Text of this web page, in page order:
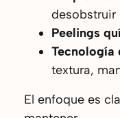
desobstruir
Peelings
Tecnología
textura,
El enfoque es